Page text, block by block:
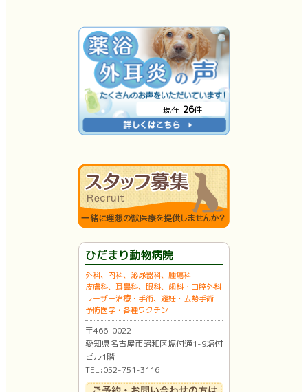
現在 26件
ひだまり動物病院
外科、内科、泌尿器科、腫瘍科
皮膚科、耳鼻科、眼科、歯科・口腔外科
レーザー治療・手術、避妊・去勢手術
予防医学・各種ワクチン
〒466-0022
愛知県名古屋市昭和区塩付通1-9塩付
ビル1階
TEL:052-751-3116